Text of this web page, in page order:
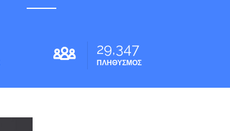
29,347
ΠΛΗΘΥΣΜΟΣ